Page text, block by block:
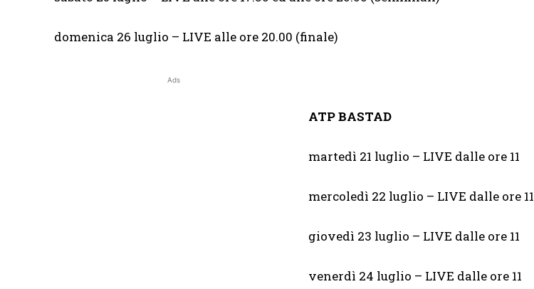
domenica 26 luglio – LIVE alle ore 20.00 (finale)
Ads
ATP BASTAD
martedì 21 luglio – LIVE dalle ore 11
mercoledì 22 luglio – LIVE dalle ore 11
giovedì 23 luglio – LIVE dalle ore 11
venerdì 24 luglio – LIVE dalle ore 11